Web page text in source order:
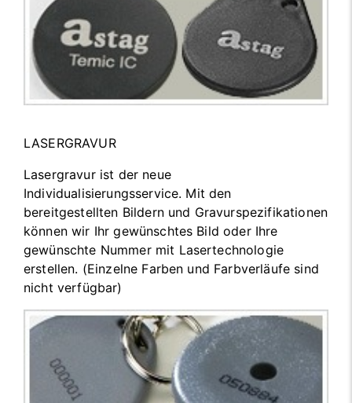
LASERGRAVUR
Lasergravur ist der neue
Individualisierungsservice. Mit den
bereitgestellten Bildern und Gravurspezifikationen
können wir Ihr gewünschtes Bild oder Ihre
gewünschte Nummer mit Lasertechnologie
erstellen. (Einzelne Farben und Farbverläufe sind
nicht verfügbar)